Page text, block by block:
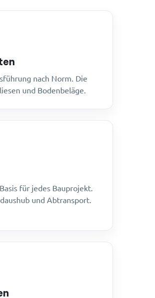
nach Norm. Die
und Bodenbeläge.
für jedes Bauprojekt.
und Abtransport.